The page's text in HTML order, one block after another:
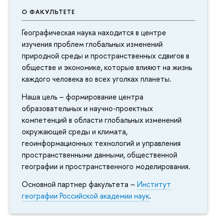
О ФАКУЛЬТЕТЕ
Географическая наука находится в центре
изучения проблем глобальных изменений
природной среды и пространственных сдвигов в
обществе и экономике, которые влияют на жизнь
каждого человека во всех уголках планеты.
Наша цель – формирование центра
образовательных и научно-проектных
компетенций в области глобальных изменений
окружающей среды и климата,
геоинформационных технологий и управления
пространственными данными, общественной
географии и пространственного моделирования.
Основной партнер факультета – Институт
географии Российской академии наук.